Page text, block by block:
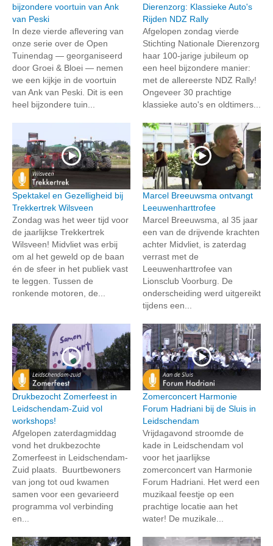
bijzondere voortuin van Ank
van Peski
In deze vierde aflevering van
onze serie over de Open
Tuinendag — georganiseerd
door Groei & Bloei — nemen
we een kijkje in de voortuin
van Ank van Peski. Dit is een
heel bijzondere tuin...
Dierenzorg: Klassieke Auto's
Rijden NDZ Rally
Afgelopen zondag vierde
Stichting Nationale Dierenzorg
haar 100-jarige jubileum op
een heel bijzondere manier:
met de allereerste NDZ Rally!
Ongeveer 30 prachtige
klassieke auto's en oldtimers...
Spektakel en Gezelligheid bij
Trekkertrek Wilsveen
Zondag was het weer tijd voor
de jaarlijkse Trekkertrek
Wilsveen! Midvliet was erbij
om al het geweld op de baan
én de sfeer in het publiek vast
te leggen. Tussen de
ronkende motoren, de...
Marcel Breeuwsma ontvangt
Leeuwenharttrofee
Marcel Breeuwsma, al 35 jaar
een van de drijvende krachten
achter Midvliet, is zaterdag
verrast met de
Leeuwenharttrofee van
Lionsclub Voorburg. De
onderscheiding werd uitgereikt
tijdens een...
Drukbezocht Zomerfeest in
Leidschendam-Zuid vol
workshops!
Afgelopen zaterdagmiddag
vond het drukbezochte
Zomerfeest in Leidschendam-
Zuid plaats. Buurtbewoners
van jong tot oud kwamen
samen voor een gevarieerd
programma vol verbinding
en...
Zomerconcert Harmonie
Forum Hadriani bij de Sluis in
Leidschendam
Vrijdagavond stroomde de
kade in Leidschendam vol
voor het jaarlijkse
zomerconcert van Harmonie
Forum Hadriani. Het werd een
muzikaal feestje op een
prachtige locatie aan het
water! De muzikale...